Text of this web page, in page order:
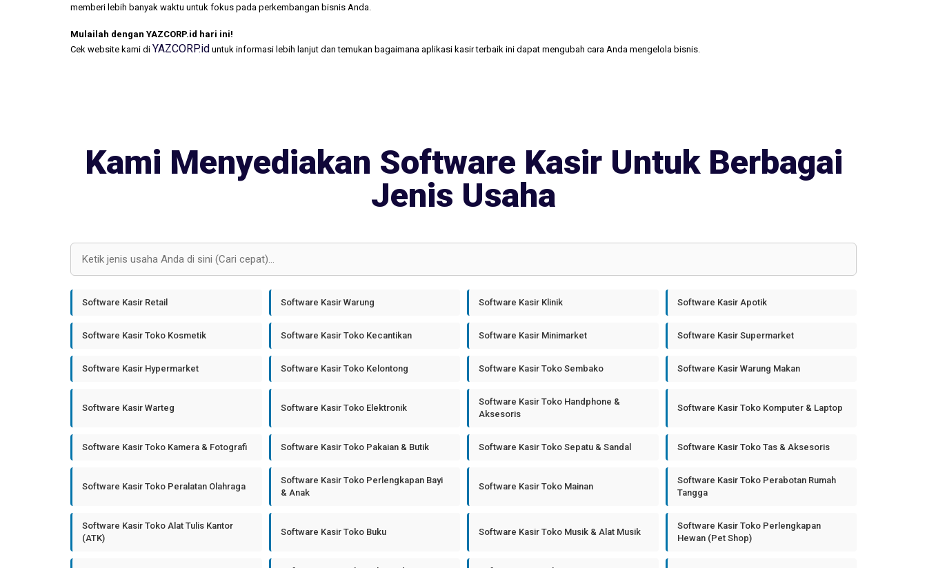
memberi lebih banyak waktu untuk fokus pada perkembangan bisnis Anda.
Mulailah dengan YAZCORP.id hari ini!
Cek website kami di YAZCORP.id untuk informasi lebih lanjut dan temukan bagaimana aplikasi kasir terbaik ini dapat mengubah cara Anda mengelola bisnis.
Kami Menyediakan Software Kasir Untuk Berbagai
Jenis Usaha
Software Kasir Retail Software Kasir Warung Software Kasir Klinik Software Kasir Apotik
Software Kasir Toko Kosmetik Software Kasir Toko Kecantikan Software Kasir Minimarket Software Kasir Supermarket
Software Kasir Hypermarket Software Kasir Toko Kelontong Software Kasir Toko Sembako Software Kasir Warung Makan
Software Kasir Warteg Software Kasir Toko Elektronik
Software Kasir Toko Handphone &
Aksesoris
Software Kasir Toko Komputer & Laptop
Software Kasir Toko Kamera & Fotografi Software Kasir Toko Pakaian & Butik Software Kasir Toko Sepatu & Sandal Software Kasir Toko Tas & Aksesoris
Software Kasir Toko Peralatan Olahraga
Software Kasir Toko Perlengkapan Bayi
& Anak
Software Kasir Toko Mainan
Software Kasir Toko Perabotan Rumah
Tangga
Software Kasir Toko Alat Tulis Kantor
(ATK)
Software Kasir Toko Buku Software Kasir Toko Musik & Alat Musik
Software Kasir Toko Perlengkapan
Hewan (Pet Shop)